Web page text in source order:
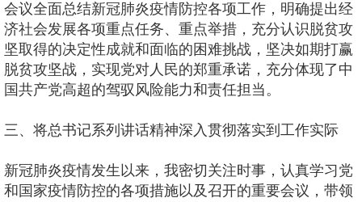
会议全面总结新冠肺炎疫情防控各项工作，明确提出经
济社会发展各项重点任务、重点举措，充分认识脱贫攻
坚取得的决定性成就和面临的困难挑战，坚决如期打赢
脱贫攻坚战，实现党对人民的郑重承诺，充分体现了中
国共产党高超的驾驭风险能力和责任担当。
三、将总书记系列讲话精神深入贯彻落实到工作实际
新冠肺炎疫情发生以来，我密切关注时事，认真学习党
和国家疫情防控的各项措施以及召开的重要会议，带领